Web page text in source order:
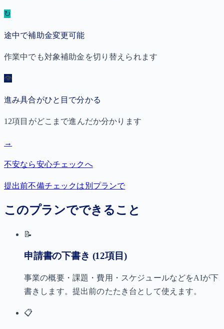
↻
途中で補助金変更可能
作業中でも対象補助金を切り替えられます
👁
進み具合がひと目で分かる
12項目がどこまで進んだか分かります
→
不安なら安心チェックへ
提出前不備チェックは別プランで
このプランでできること
📝
申請書の下書き (12項目)
事業の概要・課題・費用・スケジュールなどをAIが下
書きします。提出前のたたき台として使えます。
📋